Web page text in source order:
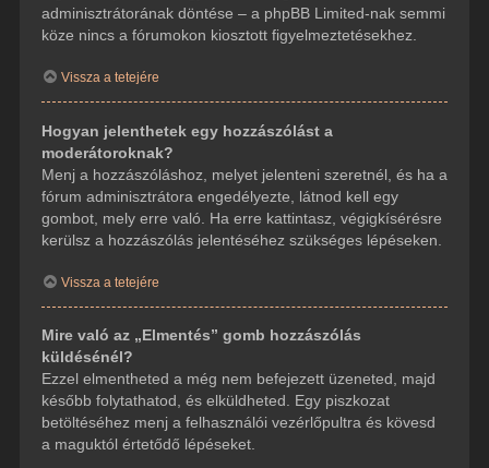
adminisztrátorának döntése – a phpBB Limited-nak semmi
köze nincs a fórumokon kiosztott figyelmeztetésekhez.
Vissza a tetejére
Hogyan jelenthetek egy hozzászólást a
moderátoroknak?
Menj a hozzászóláshoz, melyet jelenteni szeretnél, és ha a
fórum adminisztrátora engedélyezte, látnod kell egy
gombot, mely erre való. Ha erre kattintasz, végigkísérésre
kerülsz a hozzászólás jelentéséhez szükséges lépéseken.
Vissza a tetejére
Mire való az „Elmentés” gomb hozzászólás
küldésénél?
Ezzel elmentheted a még nem befejezett üzeneted, majd
később folytathatod, és elküldheted. Egy piszkozat
betöltéséhez menj a felhasználói vezérlőpultra és kövesd
a maguktól értetődő lépéseket.